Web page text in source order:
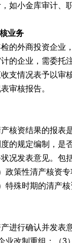
如小金库审计、
业务
的外商投资企业
的企业，需委托
支情况表予以审
审核报告。
核资结果的报表
的规定编制，是
况发表意见。包
政策性清产核资
特殊时期的清产核
进行确认并发表
业改制重组；（3